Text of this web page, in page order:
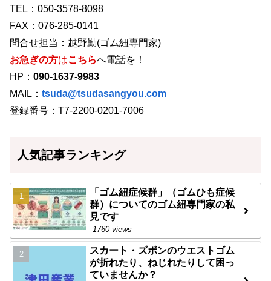
TEL：050-3578-8098
FAX：076-285-0141
問合せ担当：越野勤(ゴム紐専門家)
お急ぎの方はこちらへ電話を！
HP： 090-1637-9983
MAIL： tsuda@tsudasangyou.com
登録番号：T7-2200-0201-7006
人気記事ランキング
「ゴム紐症候群」（ゴムひも症候
群）についてのゴム紐専門家の私
見です
1760 views
スカート・ズボンのウエストゴム
が折れたり、ねじれたりして困っ
ていませんか？